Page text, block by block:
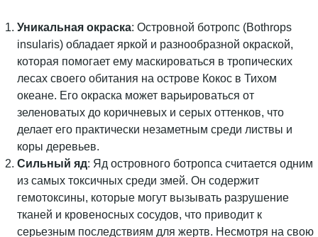
Уникальная окраска: Островной ботропс (Bothrops
insularis) обладает яркой и разнообразной окраской,
которая помогает ему маскироваться в тропических
лесах своего обитания на острове Кокос в Тихом
океане. Его окраска может варьироваться от
зеленоватых до коричневых и серых оттенков, что
делает его практически незаметным среди листвы и
коры деревьев.
Сильный яд: Яд островного ботропса считается одним
из самых токсичных среди змей. Он содержит
гемотоксины, которые могут вызывать разрушение
тканей и кровеносных сосудов, что приводит к
серьезным последствиям для жертв. Несмотря на свою